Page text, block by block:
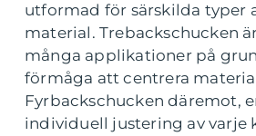
utformad för särskilda typer
material. Trebackschucken
många applikationer på
förmåga att centrera
Fyrbackschucken däremot,
individuell justering av varje